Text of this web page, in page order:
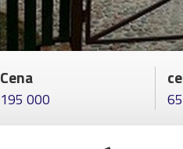
Cena
195 000